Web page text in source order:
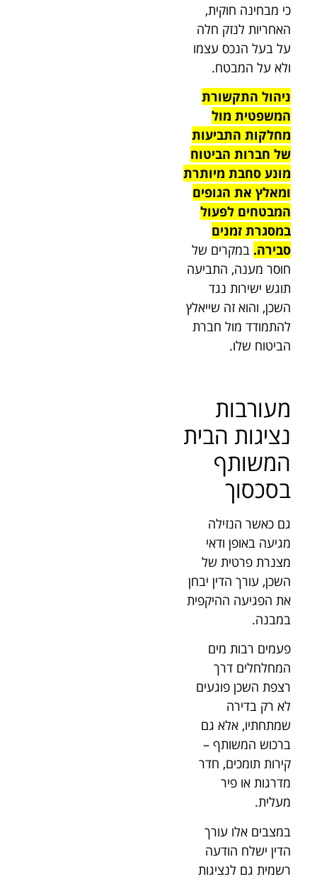
כי מבחינה חוקית,
האחריות לנזק חלה
על בעל הנכס עצמו
ולא על המבטח.
ניהול התקשורת
המשפטית מול
מחלקות התביעות
של חברות הביטוח
מונע סחבת מיותרת
ומאלץ את הגופים
המבטחים לפעול
במסגרת זמנים
סבירה. במקרים של
חוסר מענה, התביעה
תוגש ישירות נגד
השכן, והוא זה שייאלץ
להתמודד מול חברת
הביטוח שלו.
מעורבות
נציגות הבית
המשותף
בסכסוך
גם כאשר הנזילה
מגיעה באופן ודאי
מצנרת פרטית של
השכן, עורך הדין יבחן
את הפגיעה ההיקפית
במבנה.
פעמים רבות מים
המחלחלים דרך
רצפת השכן פוגעים
לא רק בדירה
שמתחתיו, אלא גם
ברכוש המשותף –
קירות תומכים, חדר
מדרגות או פיר
מעלית.
במצבים אלו עורך
הדין ישלח הודעה
רשמית גם לנציגות